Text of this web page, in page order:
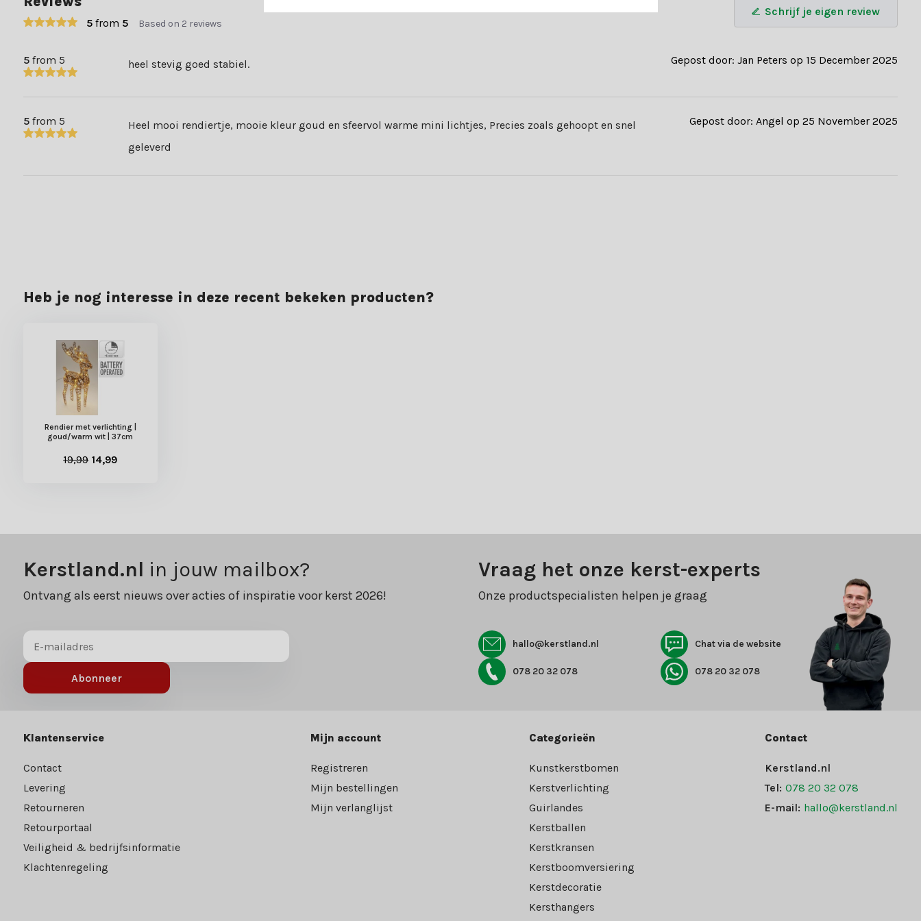
5from 5 Based on 2 reviews
Schrijf je eigen review
5from 5 heel stevig goed stabiel. Gepost door: Jan Peters op 15 December 2025
5from 5
Heel mooi rendiertje, mooie kleur goud en sfeervol warme mini lichtjes, Precies zoals gehoopt en snel
geleverd
Gepost door: Angel op 25 November 2025
Heb je nog interesse in deze recent bekeken producten?
Rendier met verlichting |
goud/warm wit | 37cm
19,99 14,99
Kerstland.nl in jouw mailbox?
Ontvang als eerst nieuws over acties of inspiratie voor kerst 2026!
Abonneer
Vraag het onze kerst-experts
Onze productspecialisten helpen je graag
hallo@kerstland.nl Chat via de website
078 20 32 078 078 20 32 078
Klantenservice
Contact
Levering
Retourneren
Retourportaal
Veiligheid & bedrijfsinformatie
Klachtenregeling
Mijn account
Registreren
Mijn bestellingen
Mijn verlanglijst
Categorieën
Kunstkerstbomen
Kerstverlichting
Guirlandes
Kerstballen
Kerstkransen
Kerstboomversiering
Kerstdecoratie
Kersthangers
Contact
Kerstland.nl
Tel: 078 20 32 078
E-mail: hallo@kerstland.nl